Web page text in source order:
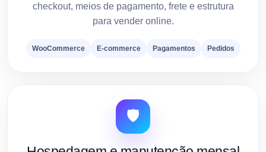
checkout, meios de pagamento, frete e estrutura
para vender online.
WooCommerce E-commerce Pagamentos Pedidos
🛡️